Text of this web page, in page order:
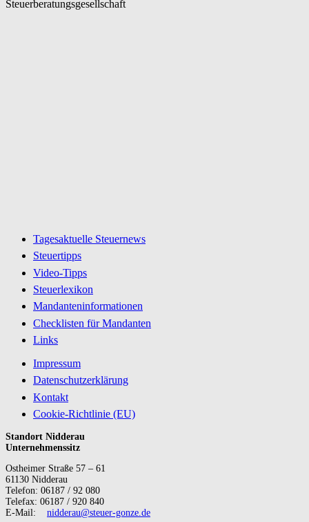
Steuerberatungsgesellschaft
Tagesaktuelle Steuernews
Steuertipps
Video-Tipps
Steuerlexikon
Mandanteninformationen
Checklisten für Mandanten
Links
Impressum
Datenschutzerklärung
Kontakt
Cookie-Richtlinie (EU)
Standort Nidderau
Unternehmenssitz
Ostheimer Straße 57 – 61
61130 Nidderau
Telefon: 06187 / 92 080
Telefax: 06187 / 920 840
E-Mail: nidderau@steuer-gonze.de